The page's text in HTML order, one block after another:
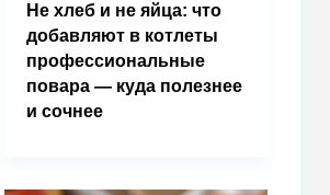
Не хлеб и не яйца: что
добавляют в котлеты
профессиональные
повара — куда полезнее
и сочнее